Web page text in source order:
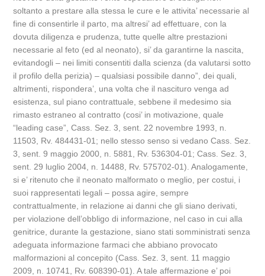
soltanto a prestare alla stessa le cure e le attivita’ necessarie al
fine di consentirle il parto, ma altresi’ ad effettuare, con la
dovuta diligenza e prudenza, tutte quelle altre prestazioni
necessarie al feto (ed al neonato), si’ da garantirne la nascita,
evitandogli – nei limiti consentiti dalla scienza (da valutarsi sotto
il profilo della perizia) – qualsiasi possibile danno”, dei quali,
altrimenti, rispondera’, una volta che il nascituro venga ad
esistenza, sul piano contrattuale, sebbene il medesimo sia
rimasto estraneo al contratto (cosi’ in motivazione, quale
“leading case”, Cass. Sez. 3, sent. 22 novembre 1993, n.
11503, Rv. 484431-01; nello stesso senso si vedano Cass. Sez.
3, sent. 9 maggio 2000, n. 5881, Rv. 536304-01; Cass. Sez. 3,
sent. 29 luglio 2004, n. 14488, Rv. 575702-01). Analogamente,
si e’ ritenuto che il neonato malformato o meglio, per costui, i
suoi rappresentati legali – possa agire, sempre
contrattualmente, in relazione ai danni che gli siano derivati,
per violazione dell’obbligo di informazione, nel caso in cui alla
genitrice, durante la gestazione, siano stati somministrati senza
adeguata informazione farmaci che abbiano provocato
malformazioni al concepito (Cass. Sez. 3, sent. 11 maggio
2009, n. 10741, Rv. 608390-01). A tale affermazione e’ poi